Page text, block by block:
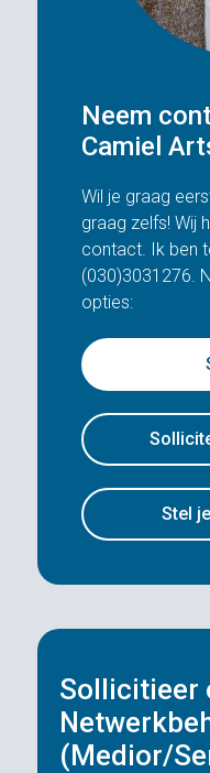
Neem
Camiel
Wil je graag
graag zelfs! Wij
contact. Ik ben
(030)3031276.
opties:
Stel
Sollicitieer
(Medior/